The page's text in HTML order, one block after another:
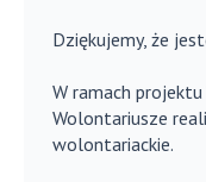
Dziękujemy, że
W ramach
Wolontariusze
wolontariackie.